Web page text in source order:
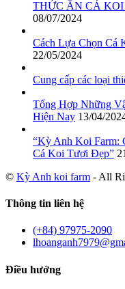
THỨC ĂN CÁ
08/07/2024
Cách Lựa Chọn Cá
22/05/2024
Cung cấp các loại
Tổng Hợp Những
Hiện Nay 13/04/
“Kỳ Anh Koi Farm:
Cá Koi Tươi Đẹp”
© Kỳ Anh koi farm - All
Thông tin liên hệ
(+84) 97975-2090
Điều hướng